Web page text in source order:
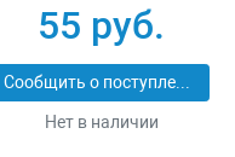
Светозар 49190-5
55 руб.
Сообщить о поступлении
Нет в наличии